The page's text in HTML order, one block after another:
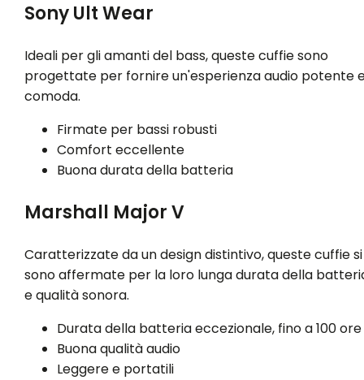
Sony Ult Wear
Ideali per gli amanti del bass, queste cuffie sono
progettate per fornire un'esperienza audio potente
comoda.
Firmate per bassi robusti
Comfort eccellente
Buona durata della batteria
Marshall Major V
Caratterizzate da un design distintivo, queste cuffie si
sono affermate per la loro lunga durata della
e qualità sonora.
Durata della batteria eccezionale, fino a 100 ore
Buona qualità audio
Leggere e portatili